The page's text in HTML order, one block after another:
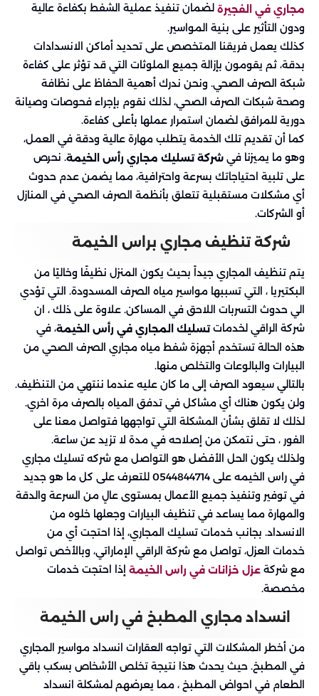
مجاري في الفجيرة لضمان تنفيذ عملية الشفط بكفاءة عالية
ودون التأثير على بنية المواسير.
كذلك يعمل فريقنا المتخصص على تحديد أماكن الانسدادات
بدقة، ثم يقومون بإزالة جميع الملوثات التي قد تؤثر على كفاءة
شبكة الصرف الصحي. ونحن ندرك أهمية الحفاظ على نظافة
وصحة شبكات الصرف الصحي، لذلك نقوم بإجراء فحوصات وصيانة
دورية للمرافق لضمان استمرار عملها بأعلى كفاءة.
كما أن تقديم تلك الخدمة يتطلب مهارة عالية ودقة في العمل،
وهو ما يميزنا في شركة تسليك مجاري رأس الخيمة. نحرص
على تلبية احتياجاتك بسرعة واحترافية، مما يضمن عدم حدوث
أي مشكلات مستقبلية تتعلق بأنظمة الصرف الصحي في المنازل
أو الشركات.
شركة تنظيف مجاري براس الخيمة
يتم تنظيف المجاري جيداً بحيث يكون المنزل نظيفًا وخاليًا من
البكتيريا ، التي تسببها مواسير مياه الصرف المسدودة. التي تؤدي
الي حدوث التسربات اللاحق في المساكن. علاوة على ذلك ، ان
شركة الراقي لخدماتتسليك المجاري في رأس الخيمة، في
هذه الحالة تستخدم أجهزة شفط مياه مجاري الصرف الصحي من
البيارات والبالوعات والتخلص منها.
بالتالي سيعود الصرف إلى ما كان عليه عندما ننتهي من التنظيف.
ولن يكون هناك أي مشاكل في تدفق المياه بالصرف مرة اخري.
لذلك لا تقلق بشأن المشكلة التي تواجهها فتواصل معنا على
الفور ، حتى نتمكن من إصلاحه في مدة لا تزيد عن ساعة.
ولذلك يكون الحل الأفضل هو التواصل مع شركه تسليك مجاري
في راس الخيمه على 0544844714 للتعرف على كل ما هو جديد
في توفير وتنفيذ جميع الأعمال بمستوى عالٍ من السرعة والدقة
والمهارة مما يساعد في تنظيف البيارات وجعلها خلوه من
الانسداد. بجانب خدمات تسليك المجاري، إذا احتجت أي من
خدمات العزل، تواصل مع شركة الراقي الإماراتي، وبالأخص تواصل
مع شركة عزل خزانات في راس الخيمة إذا احتجت خدمات
مخصصة.
انسداد مجاري المطبخ في راس الخيمة
من أخطر المشكلات التي تواجه العقارات انسداد مواسير المجاري
في المطبخ. حيث يحدث هذا نتيجة تخلص الأشخاص بسكب باقي
الطعام في احواض المطبخ ، مما يعرضهم لمشكلة انسداد